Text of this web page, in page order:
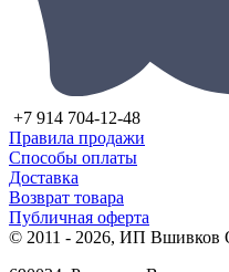
+7 914 704-12-48
Правила продажи
Способы оплаты
Доставка
Возврат товара
Публичная оферта
© 2011 - 2026, ИП Вшивков